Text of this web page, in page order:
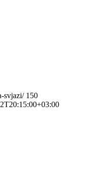
svjazi/ 150